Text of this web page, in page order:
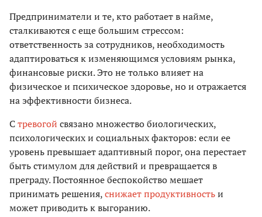
Предприниматели и те, кто работает в найме,
сталкиваются с еще большим стрессом:
ответственность за сотрудников, необходимость
адаптироваться к изменяющимся условиям рынка,
финансовые риски. Это не только влияет на
физическое и психическое здоровье, но и отражается
на эффективности бизнеса.
Стревогой связано множество биологических,
психологических и социальных факторов: если ее
уровень превышает адаптивный порог, она перестает
быть стимулом для действий и превращается в
преграду. Постоянное беспокойство мешает
принимать решения,снижает продуктивностьи
может приводить к выгоранию.